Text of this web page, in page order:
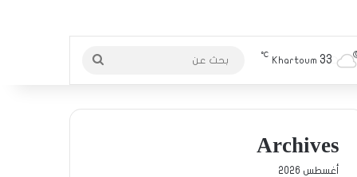
Khartoum 33
℃
Archives
أغسطس 2026